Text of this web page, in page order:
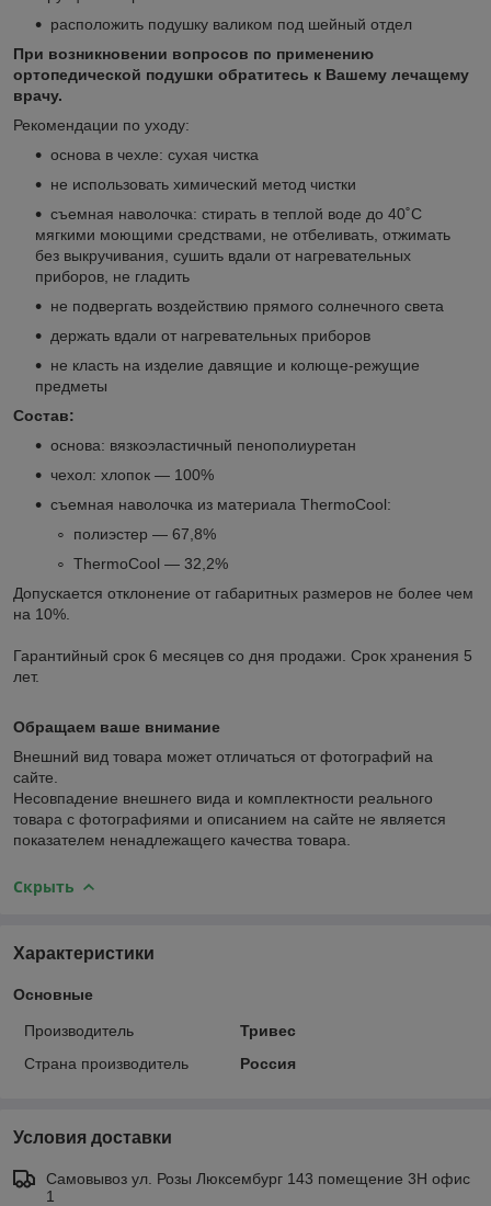
расположить подушку валиком под шейный отдел
При возникновении вопросов по применению
ортопедической подушки обратитесь к Вашему лечащему
врачу.
Рекомендации по уходу:
основа в чехле: сухая чистка
не использовать химический метод чистки
съемная наволочка: стирать в теплой воде до 40˚С
мягкими моющими средствами, не отбеливать, отжимать
без выкручивания, сушить вдали от нагревательных
приборов, не гладить
не подвергать воздействию прямого солнечного света
держать вдали от нагревательных приборов
не класть на изделие давящие и колюще-режущие
предметы
Состав:
основа: вязкоэластичный пенополиуретан
чехол: хлопок — 100%
съемная наволочка из материала ThermoCool:
полиэстер — 67,8%
ThermoCool — 32,2%
Допускается отклонение от габаритных размеров не более чем
на 10%.
Гарантийный срок 6 месяцев со дня продажи. Срок хранения 5
лет.
Обращаем ваше внимание
Внешний вид товара может отличаться от фотографий на
сайте.
Несовпадение внешнего вида и комплектности реального
товара с фотографиями и описанием на сайте не является
показателем ненадлежащего качества товара.
Скрыть
Характеристики
Основные
Производитель
Тривес
Страна производитель
Россия
Условия доставки
Самовывоз ул. Розы Люксембург 143 помещение 3Н офис
1